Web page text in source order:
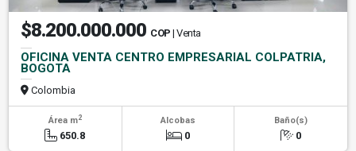
$8.200.000.000 COP | Venta
OFICINA VENTA CENTRO EMPRESARIAL COLPATRIA,
BOGOTA
Colombia
Área m2
650.8
Alcobas
0
Baño(s)
0